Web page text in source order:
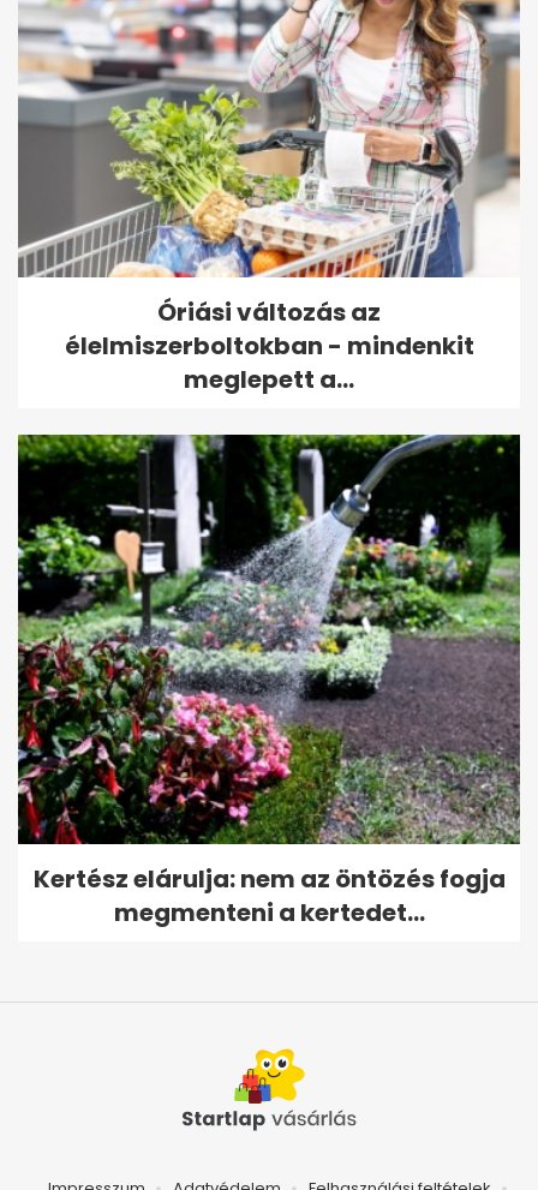
Óriási változás az
élelmiszerboltokban - mindenkit
meglepett a...
Kertész elárulja: nem az öntözés fogja
megmenteni a kertedet...